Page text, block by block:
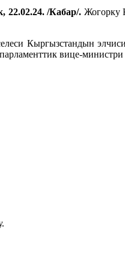
22.02.24. /Кабар/. Жогорку
Кыргызстандын
вице-